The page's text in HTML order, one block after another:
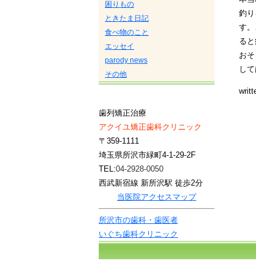
釣
す
る
お
し
困りもの
ときたま日記
食べ物のこと
エッセイ
parody news
その他
歯列矯正治療
アクイユ矯正歯科クリニック
〒359-1111
埼玉県所沢市緑町4-1-29-2F
TEL:04-2928-0050
西武新宿線 新所沢駅 徒歩2分
当医院アクセスマップ
所沢市の歯科・歯医者
いぐち歯科クリニック